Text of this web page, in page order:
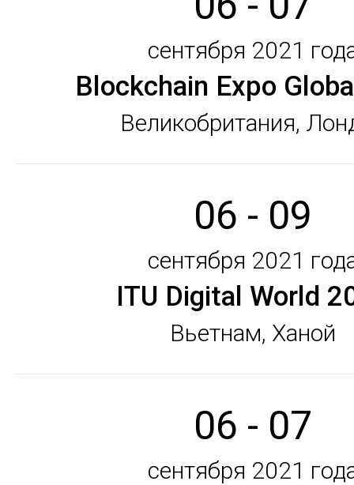
сентября 2021
Blockchain Expo
Великобритания,
06 - 09
сентября 2021
ITU Digital World
Вьетнам, Ханой
06 - 07
сентября 2021